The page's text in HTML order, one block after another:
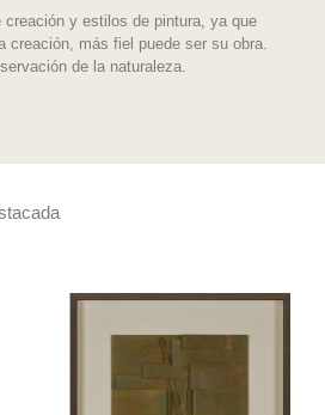
y estilos de pintura, ya que
más fiel puede ser su obra.
de la naturaleza.